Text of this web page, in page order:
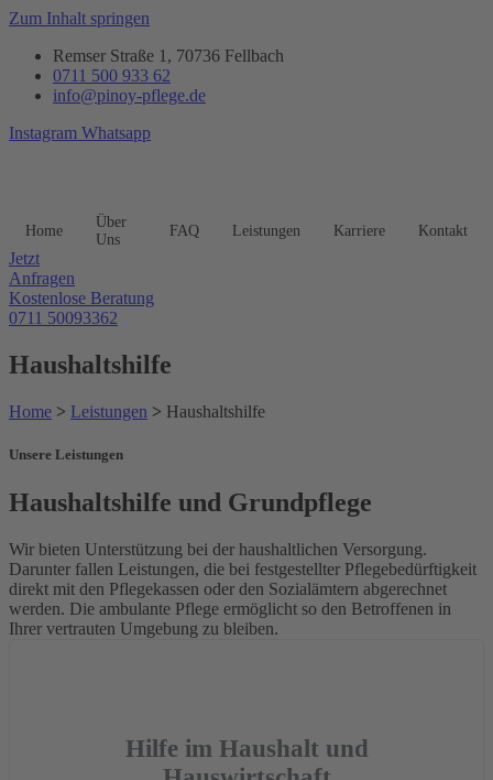
Zum Inhalt springen
Remser Straße 1, 70736 Fellbach
0711 500 933 62
info@pinoy-pflege.de
Instagram Whatsapp
Home
Über
Uns
FAQ Leistungen Karriere Kontakt
Jetzt
Anfragen
Kostenlose Beratung
0711 50093362
Haushaltshilfe
Home > Leistungen > Haushaltshilfe
Unsere Leistungen
Haushaltshilfe und Grundpflege
Wir bieten Unterstützung bei der haushaltlichen Versorgung.
Darunter fallen Leistungen, die bei festgestellter Pflegebedürftigkeit
direkt mit den Pflegekassen oder den Sozialämtern abgerechnet
werden. Die ambulante Pflege ermöglicht so den Betroffenen in
Ihrer vertrauten Umgebung zu bleiben.
Hilfe im Haushalt und